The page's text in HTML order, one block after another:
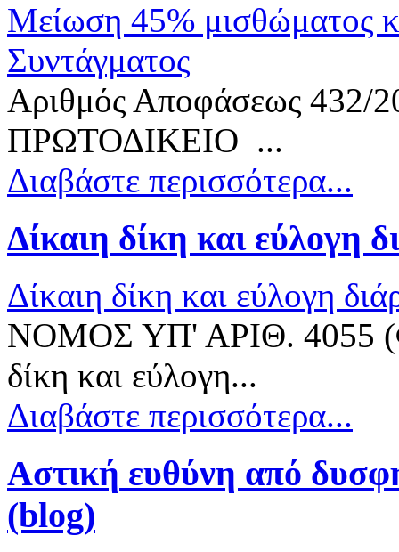
Μείωση 45% μισθώματος
Συντάγματος
Αριθμός Αποφάσεως
ΠΡΩΤΟΔΙΚΕΙΟ ...
Διαβάστε περισσότερα...
Δίκαιη δίκη και εύλογη
Δίκαιη δίκη και εύλογη
ΝΟΜΟΣ ΥΠ' ΑΡΙΘ. 4055
δίκη και εύλογη...
Διαβάστε περισσότερα...
Αστική ευθύνη από
(blog)